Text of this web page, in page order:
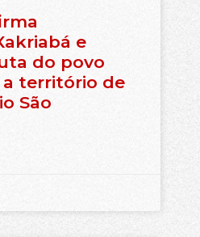
e
do povo
a território de
São